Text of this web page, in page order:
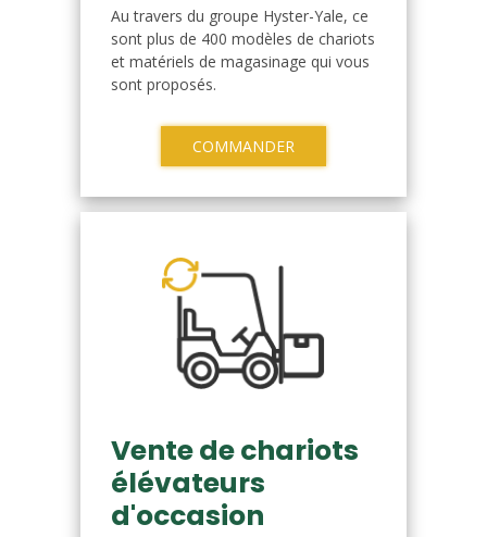
Au travers du groupe Hyster-Yale, ce
sont plus de 400 modèles de chariots
et matériels de magasinage qui vous
sont proposés.
COMMANDER
Vente de chariots
élévateurs
d'occasion